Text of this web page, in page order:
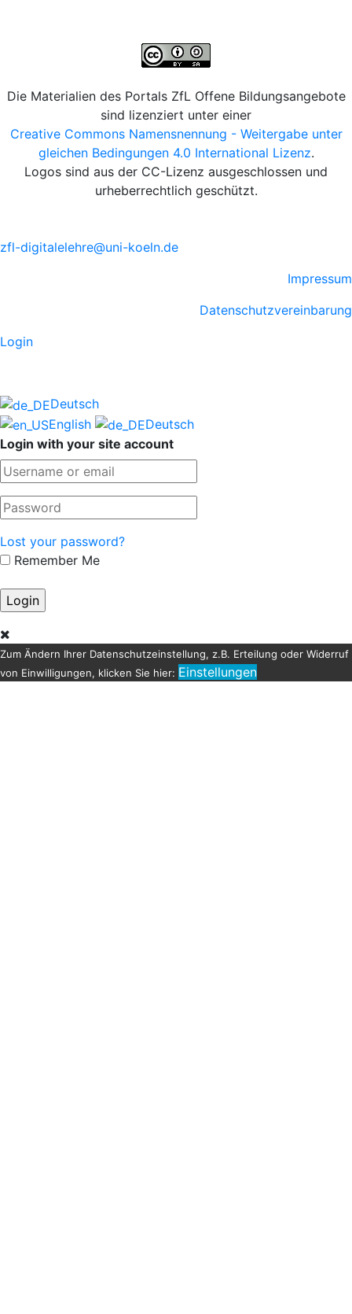
Die Materialien des Portals ZfL Offene Bildungsangebote
sind lizenziert unter einer
Creative Commons Namensnennung - Weitergabe unter
gleichen Bedingungen 4.0 International Lizenz.
Logos sind aus der CC-Lizenz ausgeschlossen und
urheberrechtlich geschützt.
zfl-digitalelehre@uni-koeln.de
Impressum
Datenschutzvereinbarung
Login
Deutsch
English
Deutsch
Login with your site account
Lost your password?
Remember Me
Zum Ändern Ihrer Datenschutzeinstellung, z.B. Erteilung oder Widerruf
von Einwilligungen, klicken Sie hier: Einstellungen